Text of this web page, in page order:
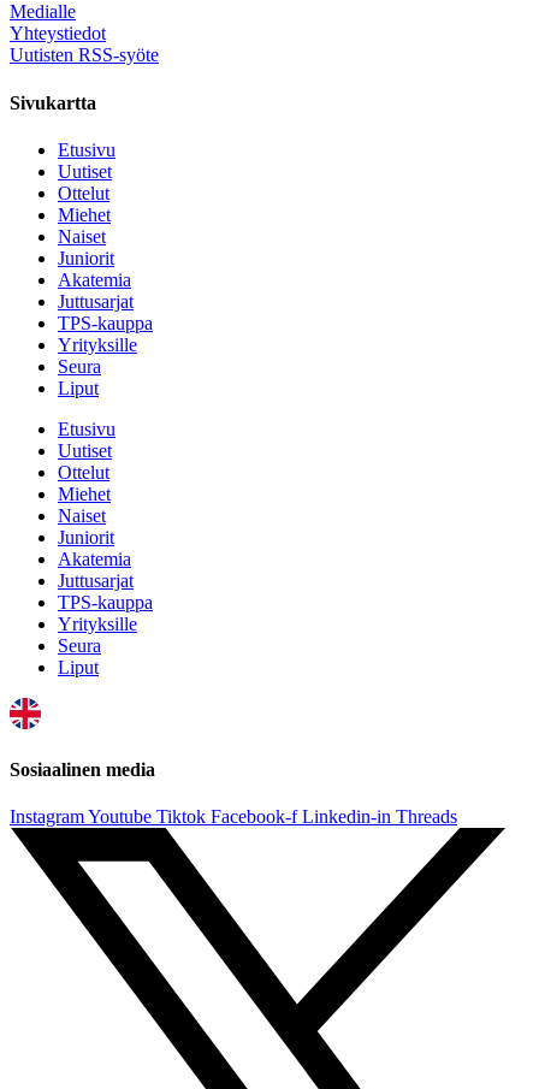
Medialle
Yhteystiedot
Uutisten RSS-syöte
Sivukartta
Etusivu
Uutiset
Ottelut
Miehet
Naiset
Juniorit
Akatemia
Juttusarjat
TPS-kauppa
Yrityksille
Seura
Liput
Etusivu
Uutiset
Ottelut
Miehet
Naiset
Juniorit
Akatemia
Juttusarjat
TPS-kauppa
Yrityksille
Seura
Liput
Sosiaalinen media
InstagramYoutube Tiktok Facebook-f Linkedin-in Threads